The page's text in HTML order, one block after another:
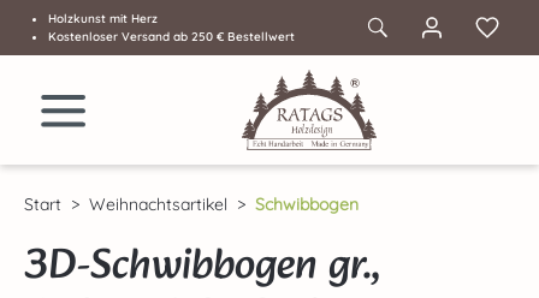
Zum Hauptinhalt springen
Holzkunst mit Herz
Kostenloser Versand ab 250 € Bestellwert
Start Weihnachtsartikel Schwibbogen
3D-Schwibbogen gr.,